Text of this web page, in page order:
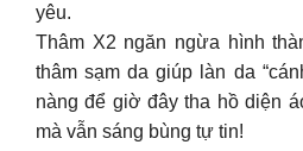
yêu.
Thâm X2 ngăn ngừa hình
thâm sạm da giúp làn da
nàng để giờ đây tha hồ diện
mà vẫn sáng bùng tự tin!